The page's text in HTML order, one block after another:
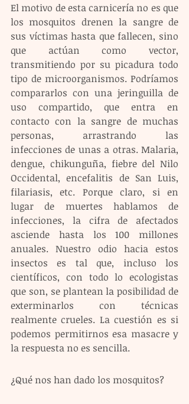
El motivo de esta carnicería no es que
los mosquitos drenen la sangre de
sus víctimas hasta que fallecen, sino
que actúan como vector,
transmitiendo por su picadura todo
tipo de microorganismos. Podríamos
compararlos con una jeringuilla de
uso compartido, que entra en
contacto con la sangre de muchas
personas, arrastrando las
infecciones de unas a otras. Malaria,
dengue, chikunguña, fiebre del Nilo
Occidental, encefalitis de San Luis,
filariasis, etc. Porque claro, si en
lugar de muertes hablamos de
infecciones, la cifra de afectados
asciende hasta los 100 millones
anuales. Nuestro odio hacia estos
insectos es tal que, incluso los
científicos, con todo lo ecologistas
que son, se plantean la posibilidad de
exterminarlos con técnicas
realmente crueles. La cuestión es si
podemos permitirnos esa masacre y
la respuesta no es sencilla.
¿Qué nos han dado los mosquitos?